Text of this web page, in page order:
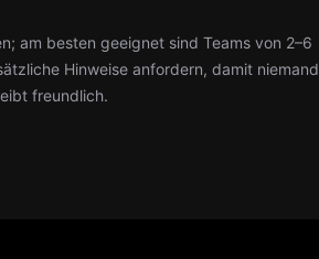
am besten geeignet sind Teams von 2–6
Hinweise anfordern, damit niemand
freundlich.